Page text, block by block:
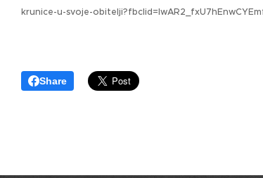
krunice-u-svoje-
Share